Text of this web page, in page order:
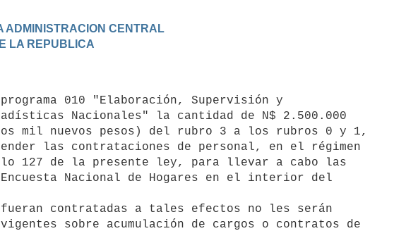
ADMINISTRACION CENTRAL
LA REPUBLICA
Nacionales" la cantidad de N$ 2.500.000
mil nuevos pesos) del rubro 3 a los rubros 0 y 1,
las contrataciones de personal, en el régimen
127 de la presente ley, para llevar a cabo las
Encuesta Nacional de Hogares en el interior del
sobre acumulación de cargos o contratos de